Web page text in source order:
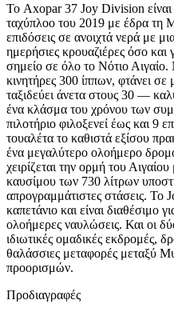
Το Axopar 37 Joy Division είναι
ταχύπλοο του 2019 με έδρα τη
επιδόσεις σε ανοιχτά νερά με
ημερήσιες κρουαζιέρες όσο
σημείο σε όλο το Νότιο
κινητήρες 300 ίππων, φτάνει
ταξιδεύει άνετα στους 30 —
ένα κλάσμα του χρόνου των
πιλοτήριο φιλοξενεί έως και 9
τουαλέτα το καθιστά εξίσου
ένα μεγαλύτερο ολοήμερο
χειρίζεται την ορμή του
καυσίμου των 730 λίτρων
απρογραμμάτιστες στάσεις. Το
καπετάνιο και είναι διαθέσιμο
ολοήμερες ναυλώσεις. Και οι
ιδιωτικές ομαδικές εκδρομές,
θαλάσσιες μεταφορές μεταξύ
προορισμών.
Προδιαγραφές